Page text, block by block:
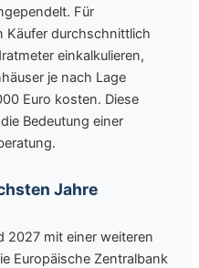
Für
Käufer durchschnittlich
einkalkulieren,
je nach Lage
Euro kosten. Diese
Bedeutung einer
Jahre
2027 mit einer weiteren
Europäische Zentralbank